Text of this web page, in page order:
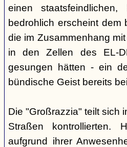
einen
bedrohlich erscheint
die im Zusammenhang
in den Zellen des EL-
gesungen hätten - ein
bündische Geist bereits
Die "Großrazzia" teilt sich
Straßen kontrollierten.
aufgrund ihrer